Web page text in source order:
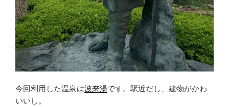
今回利用した温泉は波来湯です。駅近だし、建物がかわ
いいし。